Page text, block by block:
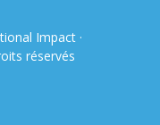
Impact ·
réservés